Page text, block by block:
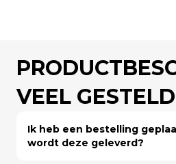
VEEL
Ik heb een bestelling
wordt deze geleverd?